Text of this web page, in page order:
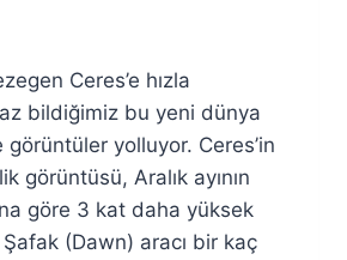
Ceres’e hızla
bildiğimiz bu yeni dünya
görüntüler yolluyor. Ceres’in
görüntüsü, Aralık ayının
göre 3 kat daha yüksek
(Dawn) aracı bir kaç